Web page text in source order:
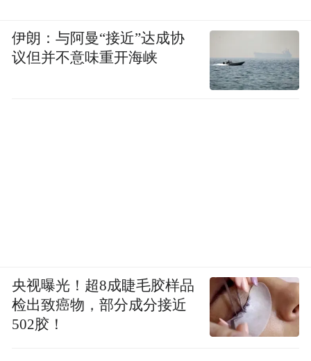
伊朗：与阿曼“接近”达成协
议但并不意味重开海峡
央视曝光！超8成睫毛胶样品
检出致癌物，部分成分接近
502胶！